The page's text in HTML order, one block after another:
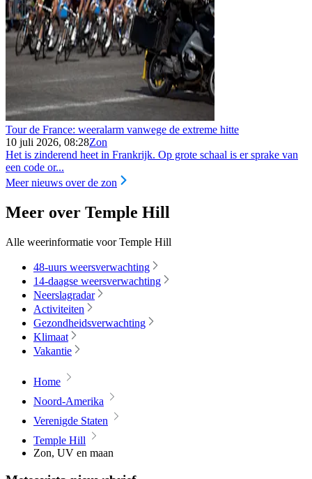
Tour de France: weeralarm vanwege de extreme hitte
10 juli 2026, 08:28Zon
Het is zinderend heet in Frankrijk. Op grote schaal is er sprake van
een code or...
Meer nieuws over de zon
Meer over Temple Hill
Alle weerinformatie voor Temple Hill
48-uurs weersverwachting
14-daagse weersverwachting
Neerslagradar
Activiteiten
Gezondheidsverwachting
Klimaat
Vakantie
Home
Noord-Amerika
Verenigde Staten
Temple Hill
Zon, UV en maan